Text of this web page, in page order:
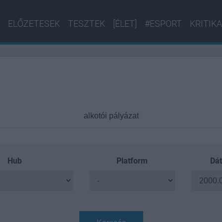
ELŐZETESEK TESZTEK [ÉLET] #ESPORT KRITIKA
Hub Platform